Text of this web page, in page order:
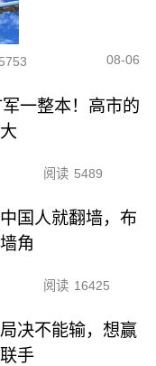
5753 08-06
一整本！高市的
阅读 5489
国人就翻墙，布
角
阅读 16425
决不能输，想赢
手